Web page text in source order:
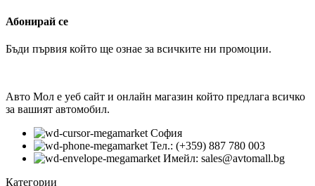
Абонирай се
Бъди първия който ще ознае за всичките ни промоции.
Авто Мол е уеб сайт и онлайн магазин който предлага всичко
за вашият автомобил.
София
Тел.: (+359) 887 780 003
Имейл: sales@avtomall.bg
Категории